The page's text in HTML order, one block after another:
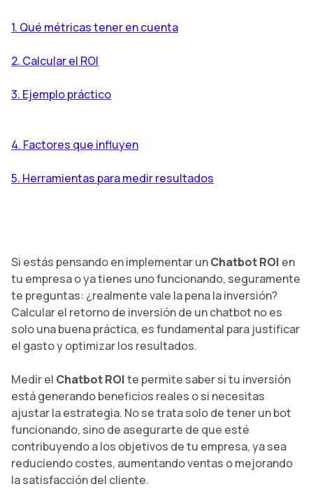
1. Qué métricas tener en cuenta
2. Calcular el ROI
3. Ejemplo práctico
4. Factores que influyen
5. Herramientas para medir resultados
Si estás pensando en implementar unChatbot ROI en
tu empresa o ya tienes uno funcionando, seguramente
te preguntas: ¿realmente vale la pena la inversión?
Calcular el retorno de inversión de un chatbot no es
solo una buena práctica, es fundamental para justificar
el gasto y optimizar los resultados.
Medir el Chatbot ROIte permite saber si tu inversión
está generando beneficios reales o si necesitas
ajustar la estrategia. No se trata solo de tener un bot
funcionando, sino de asegurarte de que esté
contribuyendo a los objetivos de tu empresa, ya sea
reduciendo costes, aumentando ventas o mejorando
la satisfacción del cliente.